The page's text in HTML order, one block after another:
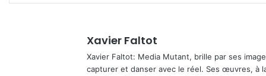
Xavier Faltot
Xavier Faltot: Media Mutant, brille par ses
capturer et danser avec le réel. Ses œuvres, à